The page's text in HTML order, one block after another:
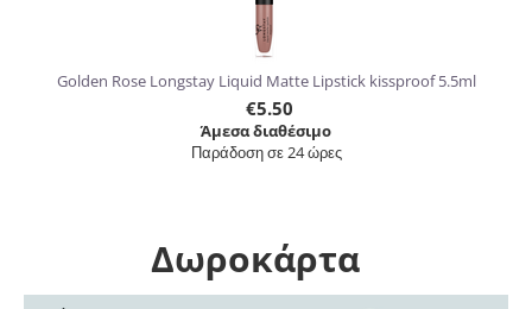
Golden Rose Longstay Liquid Matte Lipstick kissproof 5.5ml
€5.50
Άμεσα διαθέσιμο
Παράδοση σε 24 ώρες
Δωροκάρτα